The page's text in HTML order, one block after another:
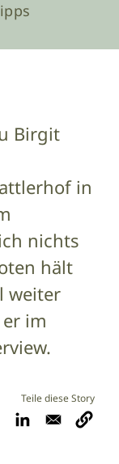
Birgit
in
nichts
hält
weiter
im